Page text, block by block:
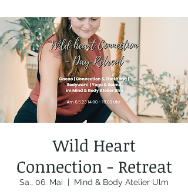
Wild Heart
Connection - Retreat
Sa., 06. Mai
  |
Mind & Body Atelier Ulm